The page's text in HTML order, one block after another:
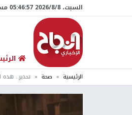
السبت، 8/‏8/‏2026 05:46:58 مساءً
الرئيسية صحة تحذير.. هذه